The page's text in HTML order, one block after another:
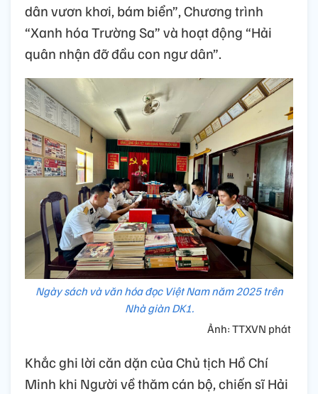
dân vươn khơi, bám biển”, Chương trình
“Xanh hóa Trường Sa” và hoạt động “Hải
quân nhận đỡ đầu con ngư dân”.
Ngày sách và văn hóa đọc Việt Nam năm 2025 trên
Nhà giàn DK1.
Ảnh: TTXVN phát
Khắc ghi lời căn dặn của Chủ tịch Hồ Chí
Minh khi Người về thăm cán bộ, chiến sĩ Hải